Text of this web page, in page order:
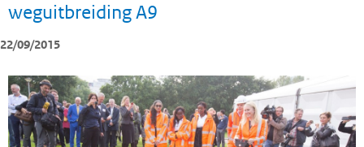
weguitbreiding A9
22/09/2015